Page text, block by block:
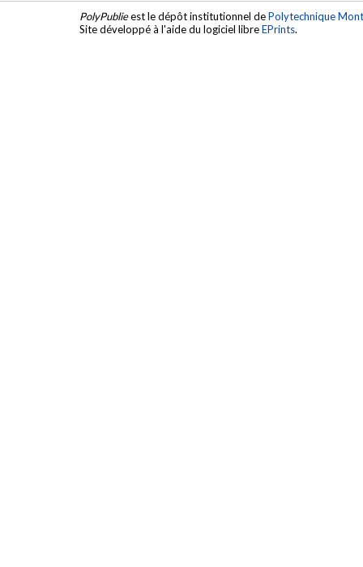
PolyPublieest le dépôt institutionnel dePolytechnique
Site développé à l'aide du logiciel libreEPrints.